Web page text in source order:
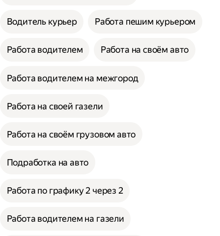
Водитель курьер Работа пешим курьером
Работа водителем Работа на своём авто
Работа водителем на межгород
Работа на своей газели
Работа на своём грузовом авто
Подработка на авто
Работа по графику 2 через 2
Работа водителем на газели